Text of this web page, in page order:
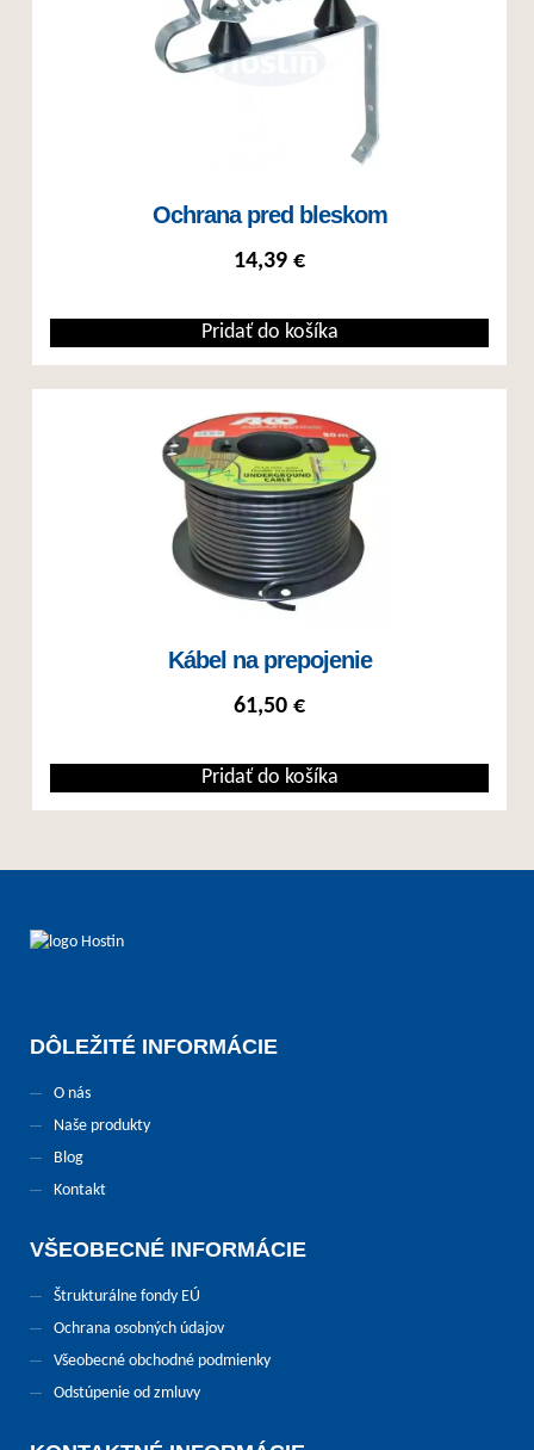
Ochrana pred bleskom
14,39 €
Pridať do košíka
Kábel na prepojenie
61,50 €
Pridať do košíka
DÔLEŽITÉ INFORMÁCIE
O nás
Naše produkty
Blog
Kontakt
VŠEOBECNÉ INFORMÁCIE
Štrukturálne fondy EÚ
Ochrana osobných údajov
Všeobecné obchodné podmienky
Odstúpenie od zmluvy